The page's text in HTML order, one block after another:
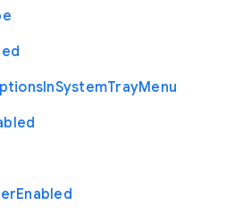
InSystemTrayMenu
Enabled